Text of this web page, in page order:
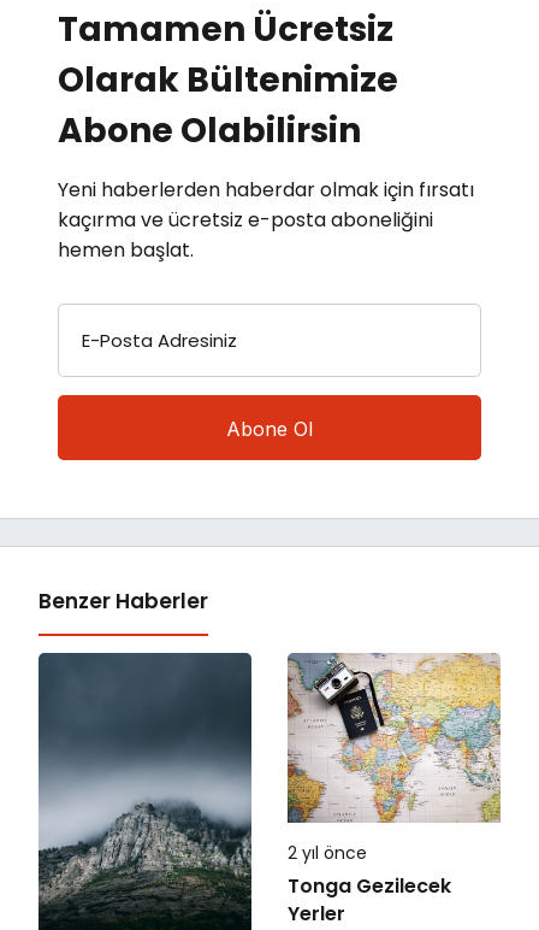
Tamamen Ücretsiz
Olarak Bültenimize
Abone Olabilirsin
Yeni haberlerden haberdar olmak için fırsatı
kaçırma ve ücretsiz e-posta aboneliğini
hemen başlat.
E-Posta Adresiniz
Benzer Haberler
2 yıl önce
Tonga Gezilecek
Yerler